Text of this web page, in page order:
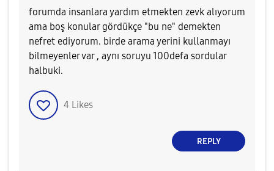
forumda insanlara yardım etmekten zevk alıyorum
ama boş konular gördükçe "bu ne" demekten
nefret ediyorum. birde arama yerini kullanmayı
bilmeyenler var , aynı soruyu 100defa sordular
halbuki.
4 Likes
REPLY